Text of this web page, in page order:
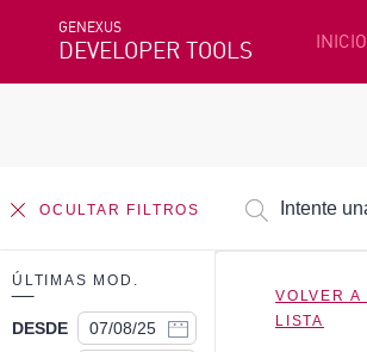
GENEXUS
DEVELOPER TOOLS INICIO